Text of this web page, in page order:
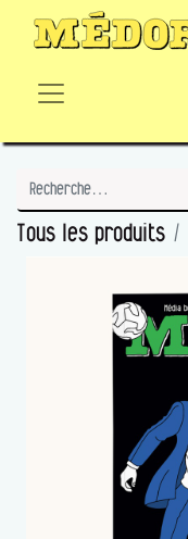
Tous les produits